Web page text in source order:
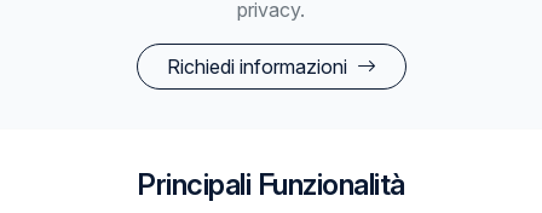
privacy.
Richiedi informazioni
Principali Funzionalità